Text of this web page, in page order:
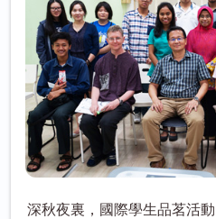
深秋夜裏，國際學生品茗活